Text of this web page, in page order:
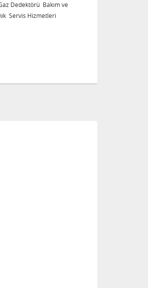
Türkak Akredite Gaz Dedektörü Bakım ve
Kalibrasyon Teknik Servis Hizmetleri